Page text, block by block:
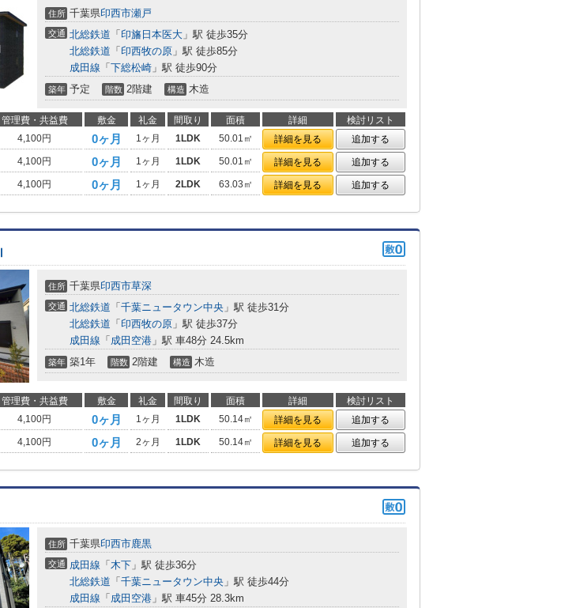
住所 千葉県印西市瀬戸
交通 北総鉄道 「 印旛日本医大 」駅 徒歩35分
北総鉄道 「 印西牧の原 」駅 徒歩85分
成田線 「 下総松崎 」駅 徒歩90分
築年 予定 階数 2階建 構造 木造
管理費・共益費 敷金 礼金 間取り 面積 詳細
検討リスト
4,100円 0ヶ月 1ヶ月 1LDK 50.01㎡ 詳細を見る
追加する
4,100円 0ヶ月 1ヶ月 1LDK 50.01㎡ 詳細を見る
追加する
4,100円 0ヶ月 1ヶ月 2LDK 63.03㎡ 詳細を見る 追加する
住所 千葉県印西市草深
交通 北総鉄道 「 千葉ニュータウン中央 」駅 徒歩31分
北総鉄道 「 印西牧の原 」駅 徒歩37分
成田線 「 成田空港 」駅 車48分 24.5km
築年 築1年 階数 2階建 構造 木造
管理費・共益費 敷金 礼金 間取り 面積 詳細
検討リスト
4,100円 0ヶ月 1ヶ月 1LDK 50.14㎡ 詳細を見る
追加する
4,100円 0ヶ月 2ヶ月 1LDK 50.14㎡ 詳細を見る 追加する
住所 千葉県印西市鹿黒
交通 成田線 「 木下 」駅 徒歩36分
北総鉄道 「 千葉ニュータウン中央 」駅 徒歩44分
成田線 「 成田空港 」駅 車45分 28.3km